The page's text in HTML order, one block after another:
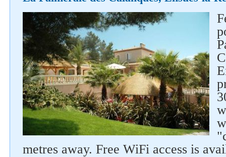
metres away. Free WiFi access is
Folgen Sie uns auf soziale
Netzwerke